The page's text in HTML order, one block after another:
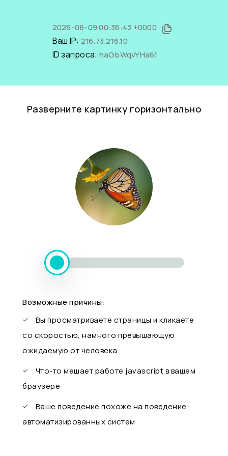
2026-08-09 00:36:43 +0000
Ваш IP: 216.73.216.10
ID запроса: haGbWqvYHa61
Разверните картинку горизонтально
Возможные причины:
Вы просматриваете страницы и кликаете
со скоростью, намного превышающую
ожидаемую от человека
Что-то мешает работе javascript в вашем
браузере
Ваше поведение похоже на поведение
автоматизированных систем